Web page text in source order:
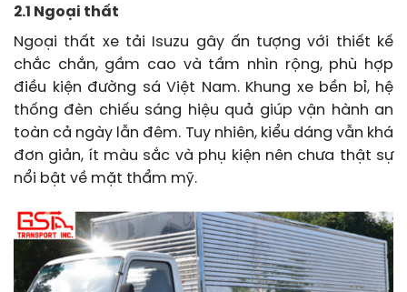
2.1 Ngoại thất
Ngoại thất xe tải Isuzu gây ấn tượng với thiết kế
chắc chắn, gầm cao và tầm nhìn rộng, phù hợp
điều kiện đường sá Việt Nam. Khung xe bền bỉ, hệ
thống đèn chiếu sáng hiệu quả giúp vận hành an
toàn cả ngày lẫn đêm. Tuy nhiên, kiểu dáng vẫn khá
đơn giản, ít màu sắc và phụ kiện nên chưa thật sự
nổi bật về mặt thẩm mỹ.